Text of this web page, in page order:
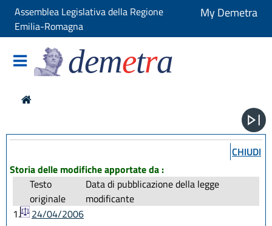
Assemblea Legislativa della Regione
Emilia-Romagna
My Demetra
demetra
CHIUDI
Storia delle modifiche apportate da :
Testo
originale
Data di pubblicazione della legge
modificante
1.
24/04/2006